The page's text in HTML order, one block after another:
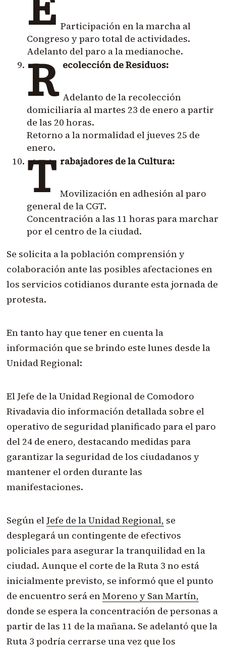
Participación en la marcha al
Congreso y paro total de actividades.
Adelanto del paro a la medianoche.
R ecolección de Residuos:
Adelanto de la recolección
domiciliaria al martes 23 de enero a partir
de las 20 horas.
Retorno a la normalidad el jueves 25 de
enero.
T rabajadores de la Cultura:
Movilización en adhesión al paro
general de la CGT.
Concentración a las 11 horas para marchar
por el centro de la ciudad.
Se solicita a la población comprensión y
colaboración ante las posibles afectaciones en
los servicios cotidianos durante esta jornada de
protesta.
En tanto hay que tener en cuenta la
información que se brindo este lunes desde la
Unidad Regional:
El Jefe de la Unidad Regional de Comodoro
Rivadavia dio información detallada sobre el
operativo de seguridad planificado para el paro
del 24 de enero, destacando medidas para
garantizar la seguridad de los ciudadanos y
mantener el orden durante las
manifestaciones.
Según el Jefe de la Unidad Regional, se
desplegará un contingente de efectivos
policiales para asegurar la tranquilidad en la
ciudad. Aunque el corte de la Ruta 3 no está
inicialmente previsto, se informó que el punto
de encuentro será enMoreno y San Martín,
donde se espera la concentración de personas a
partir de las 11 de la mañana. Se adelantó que la
Ruta 3 podría cerrarse una vez que los